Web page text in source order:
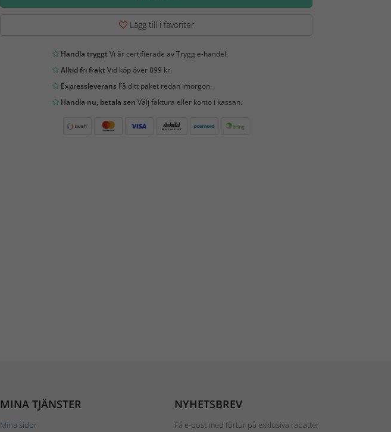
Lägg till i favoriter
Handla tryggtVi är certifierade av Trygg e-handel.
Alltid fri fraktVid köp över 899 kr.
ExpressleveransFå ditt paket redan imorgon.
Handla nu, betala sen Välj faktura eller konto i kassan.
MINA TJÄNSTER
Mina sidor
NYHETSBREV
Få e-post med förtur på exklusiva rabatter